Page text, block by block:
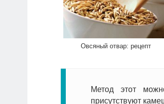
Овсяный отвар: рецепт
Метод этот
присутствуют